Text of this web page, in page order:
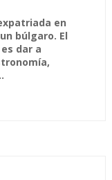
en
búlgaro. El
dar a